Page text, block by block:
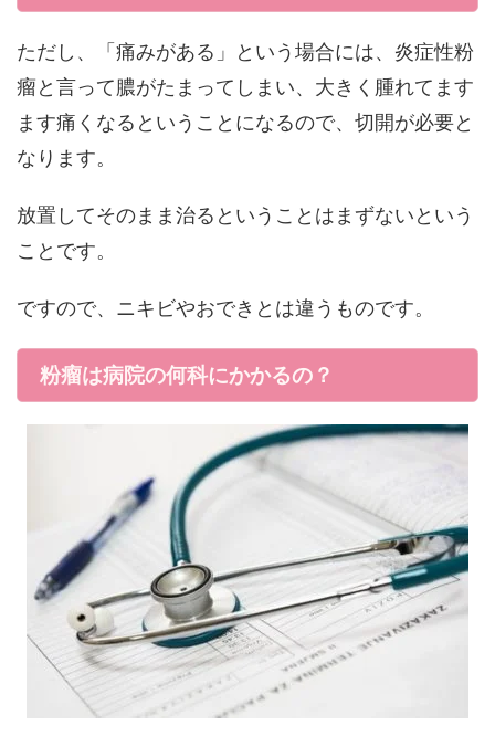
ただし、「痛みがある」という場合には、炎症性粉
瘤と言って膿がたまってしまい、大きく腫れてます
ます痛くなるということになるので、切開が必要と
なります。
放置してそのまま治るということはまずないという
ことです。
ですので、ニキビやおできとは違うものです。
粉瘤は病院の何科にかかるの？